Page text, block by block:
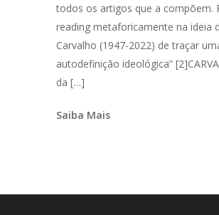
todos os artigos que a compõem.
reading metaforicamente na ideia
Carvalho (1947-2022) de traçar
autodefinição ideológica”
da […]
Saiba Mais